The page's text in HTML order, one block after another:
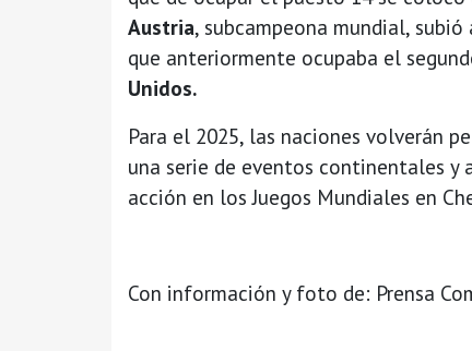
Austria, subcampeona mundial,
que anteriormente ocupaba el
Unidos.
Para el 2025, las naciones volverán
una serie de eventos continentales y
acción en los Juegos Mundiales en
Con información y foto de: Prensa